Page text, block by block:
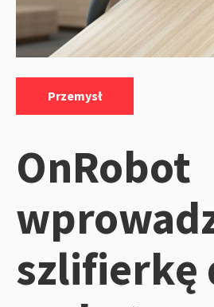
Przemysł
OnRobot
szlifierkę